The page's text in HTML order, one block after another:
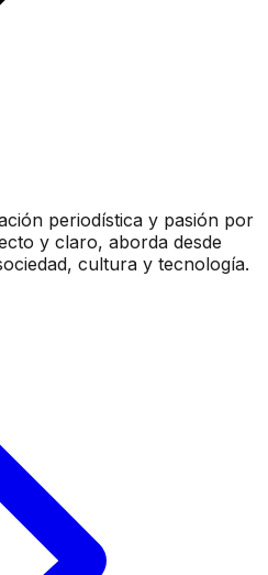
periodística y pasión por
y claro, aborda desde
cultura y tecnología.